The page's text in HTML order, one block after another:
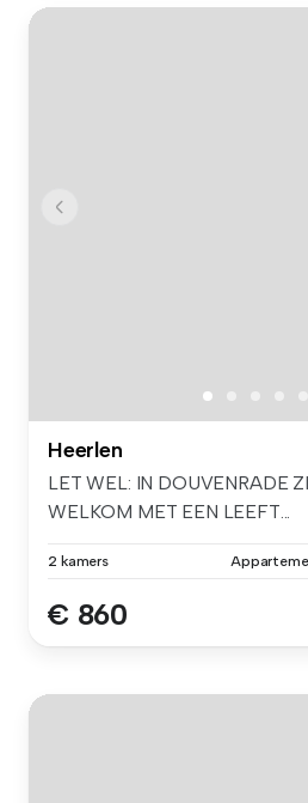
Heerlen
LET WEL: IN DOUVENRADE
WELKOM MET EEN LEEFT...
2 kamers
€ 860